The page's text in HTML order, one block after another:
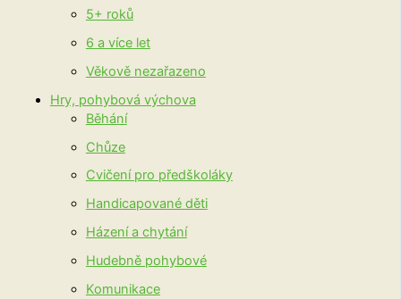
5+ roků
6 a více let
Věkově nezařazeno
Hry, pohybová výchova
Běhání
Chůze
Cvičení pro předškoláky
Handicapované děti
Házení a chytání
Hudebně pohybové
Komunikace